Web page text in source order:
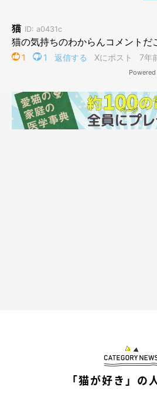
「猫が好き」の